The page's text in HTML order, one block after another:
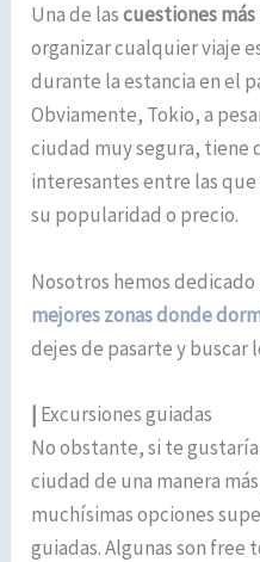
Una de lascuestiones
organizar cualquier viaje
durante la estancia en el
Obviamente, Tokio, a
ciudad muy segura, tiene
interesantes entre las
su popularidad o precio.
Nosotros hemos
mejores zonas donde
dejes de pasarte y buscar
| Excursiones guiadas
No obstante, si te
ciudad de una manera
muchísimas opciones
guiadas. Algunas son